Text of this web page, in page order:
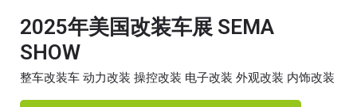
2025年美国改装车展 SEMA
SHOW
整车改装车 动力改装 操控改装 电子改装 外观改装 内饰改装